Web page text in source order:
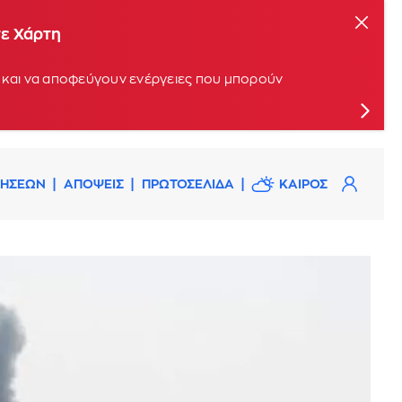
Χάρτη
και να αποφεύγουν ενέργειες που μπορούν
ΑΠΟΨΕΙΣ ΠΡΩΤΟΣΕΛΙΔΑ ΚΑΙΡΟΣ